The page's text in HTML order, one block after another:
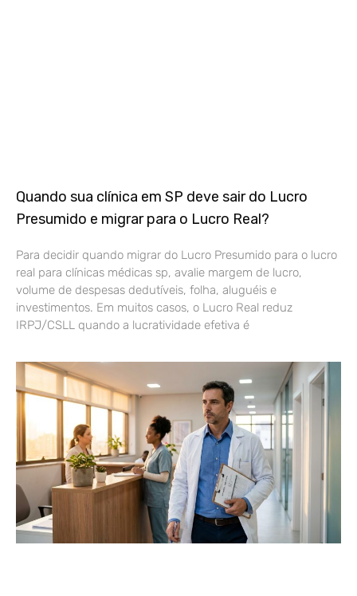
Quando sua clínica em SP deve sair do Lucro
Presumido e migrar para o Lucro Real?
Para decidir quando migrar do Lucro Presumido para o lucro
real para clínicas médicas sp, avalie margem de lucro,
volume de despesas dedutíveis, folha, aluguéis e
investimentos. Em muitos casos, o Lucro Real reduz
IRPJ/CSLL quando a lucratividade efetiva é